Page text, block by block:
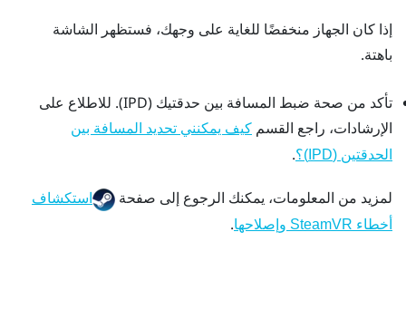
إذا كان الجهاز منخفضًا للغاية على وجهك، فستظهر الشاشة
باهتة.
تأكد من صحة ضبط المسافة بين حدقتيك (IPD). للاطلاع على
الإرشادات، راجع القسم كيف يمكنني تحديد المسافة بين
الحدقتين (IPD)؟
.
لمزيد من المعلومات، يمكنك الرجوع إلى صفحة
استكشاف
أخطاء SteamVR وإصلاحها
.